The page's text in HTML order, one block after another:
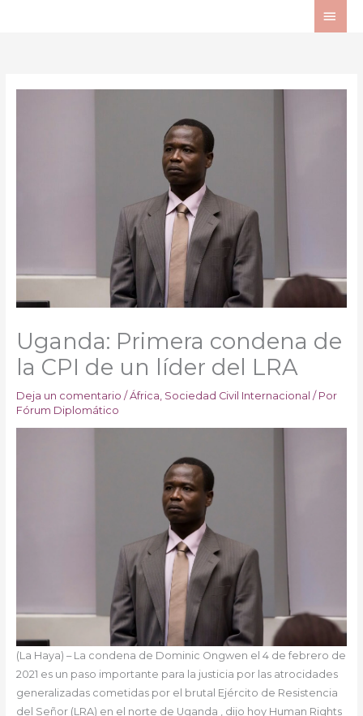
Uganda: Primera condena de
la CPI de un líder del LRA
Deja un comentario /África Sociedad Civil Internacional / Por
Fórum Diplomático
(La Haya) – La condena de Dominic Ongwen el 4 de febrero de
2021 es un paso importante para la justicia por las atrocidades
generalizadas cometidas por el brutal Ejército de Resistencia
del Señor (LRA) en el norte de Uganda , dijo hoy Human Rights